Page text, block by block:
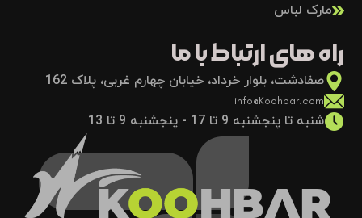
مارک لباس
راه های ارتباط با ما
صفادشت، بلوار خرداد، خیابان چهارم غربی، پلاک 162
info@Koohbar.com
شنبه تا پنجشنبه 9 تا 17 - پنجشنبه 9 تا 13